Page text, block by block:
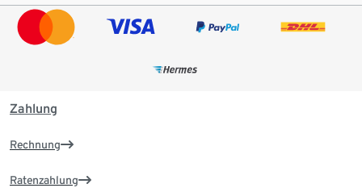
Zahlung
Rechnung
Ratenzahlung